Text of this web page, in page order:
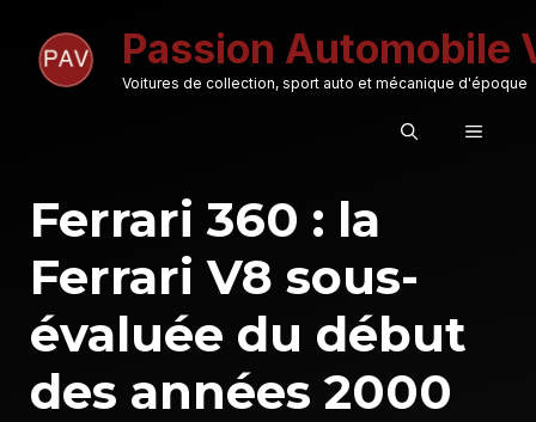
contenu
Passion Automobile
Voitures de collection, sport auto et mécanique d'époque
MENU
Ferrari 360 : la
Ferrari V8 sous-
évaluée du début
des années 2000